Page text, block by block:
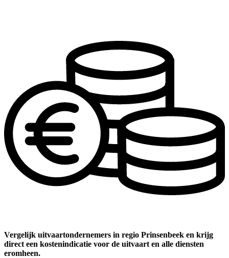
Vergelijk uitvaartondernemers in regio Prinsenbeek en krijg
direct een kostenindicatie voor de uitvaart en alle diensten
eromheen.